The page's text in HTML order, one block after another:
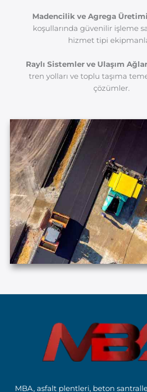
Madencilik ve Agrega
koşullarında güvenilir işleme
hizmet tipi
Raylı Sistemler ve Ulaşım
tren yolları ve toplu taşıma
çözümler.
MBA, asfalt plentleri, beton